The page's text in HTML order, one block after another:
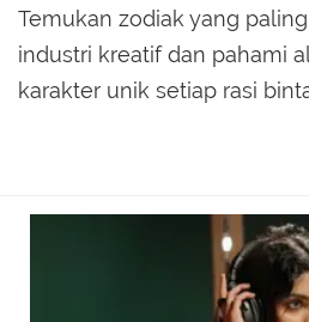
Temukan zodiak yang
industri kreatif dan pahami
karakter unik setiap rasi